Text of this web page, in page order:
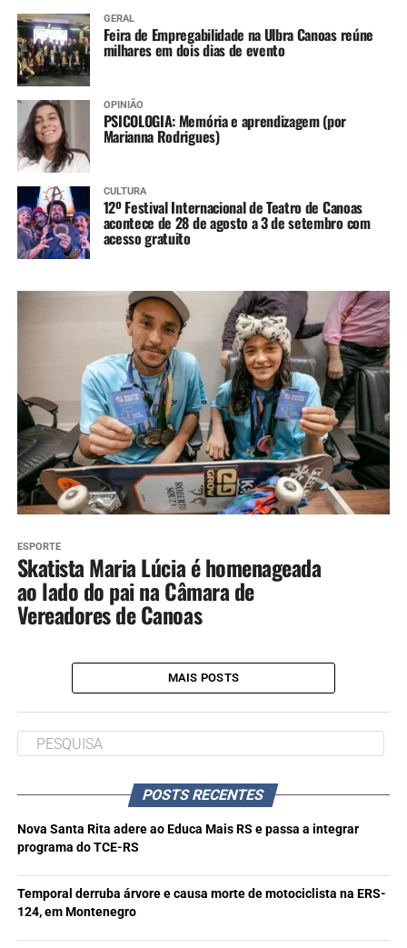
GERAL
Feira de Empregabilidade na Ulbra Canoas reúne
milhares em dois dias de evento
OPINIÃO
PSICOLOGIA: Memória e aprendizagem (por
Marianna Rodrigues)
CULTURA
12º Festival Internacional de Teatro de Canoas
acontece de 28 de agosto a 3 de setembro com
acesso gratuito
ESPORTE
Skatista Maria Lúcia é homenageada
ao lado do pai na Câmara de
Vereadores de Canoas
MAIS POSTS
POSTS RECENTES
Nova Santa Rita adere ao Educa Mais RS e passa a integrar
programa do TCE-RS
Temporal derruba árvore e causa morte de motociclista na ERS-
124, em Montenegro